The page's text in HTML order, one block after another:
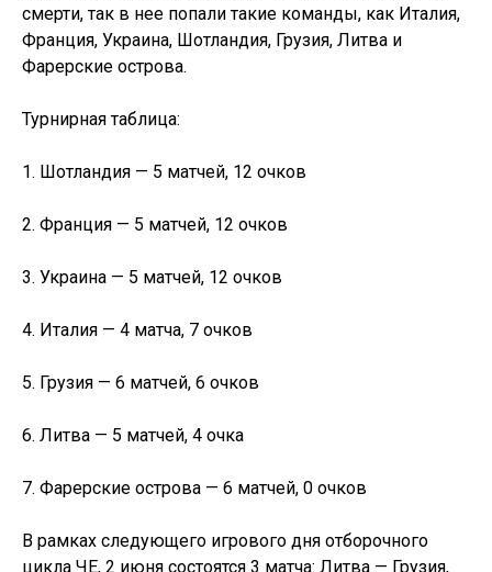
смерти, так в нее попали такие команды, как Италия,
Франция, Украина, Шотландия, Грузия, Литва и
Фарерские острова.
Турнирная таблица:
1. Шотландия — 5 матчей, 12 очков
2. Франция — 5 матчей, 12 очков
3. Украина — 5 матчей, 12 очков
4. Италия — 4 матча, 7 очков
5. Грузия — 6 матчей, 6 очков
6. Литва — 5 матчей, 4 очка
7. Фарерские острова — 6 матчей, 0 очков
В рамках следующего игрового дня отборочного
цикла ЧЕ, 2 июня состоятся 3 матча: Литва — Грузия,